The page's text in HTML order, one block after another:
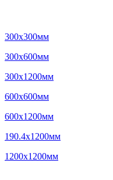
300x300мм
300x600мм
300x1200мм
600x600мм
600x1200мм
190.4x1200мм
1200x1200мм